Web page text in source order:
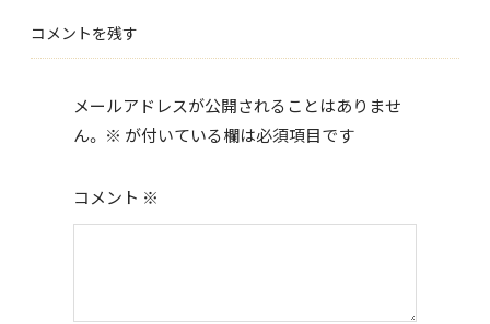
b
o
o
k
er
コメントを残す
メールアドレスが公開されることはありませ
ん。 ※ が付いている欄は必須項目です
コメント ※